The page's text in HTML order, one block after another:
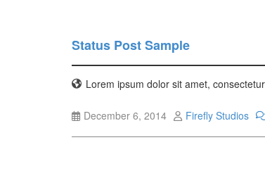
Status Post Sample
Lorem ipsum dolor sit amet,
December 6, 2014 Firefly Studios